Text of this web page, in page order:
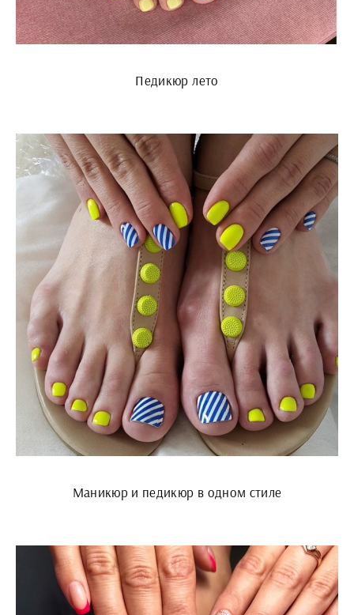
Педикюр лето
Маникюр и педикюр в одном стиле